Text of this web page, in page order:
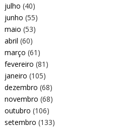
julho (40)
junho (55)
maio (53)
abril (60)
março (61)
fevereiro (81)
janeiro (105)
dezembro (68)
novembro (68)
outubro (106)
setembro (133)